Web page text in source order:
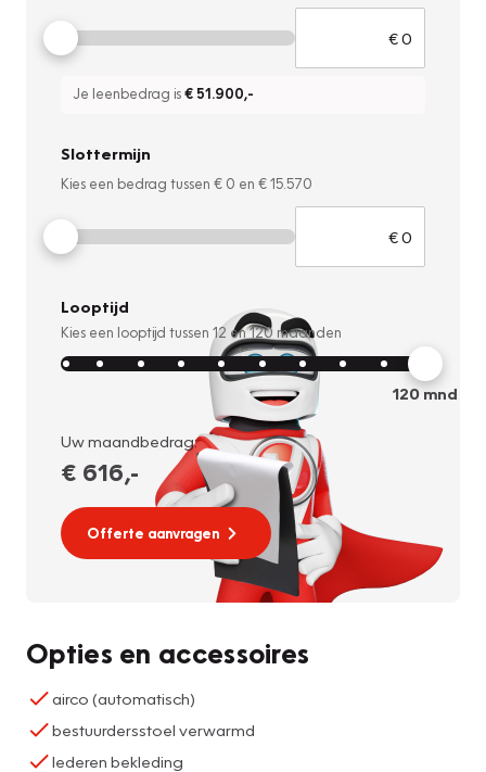
Je leenbedrag is€ 51.900,-
Slottermijn
Kies een bedrag tussen € 0 en € 15.570
Looptijd
Kies een looptijd tussen 12 en120 maanden
120mnd
Uw maandbedrag:
€ 616,-
Offerte aanvragen
Opties en accessoires
airco (automatisch)
bestuurdersstoel verwarmd
lederen bekleding